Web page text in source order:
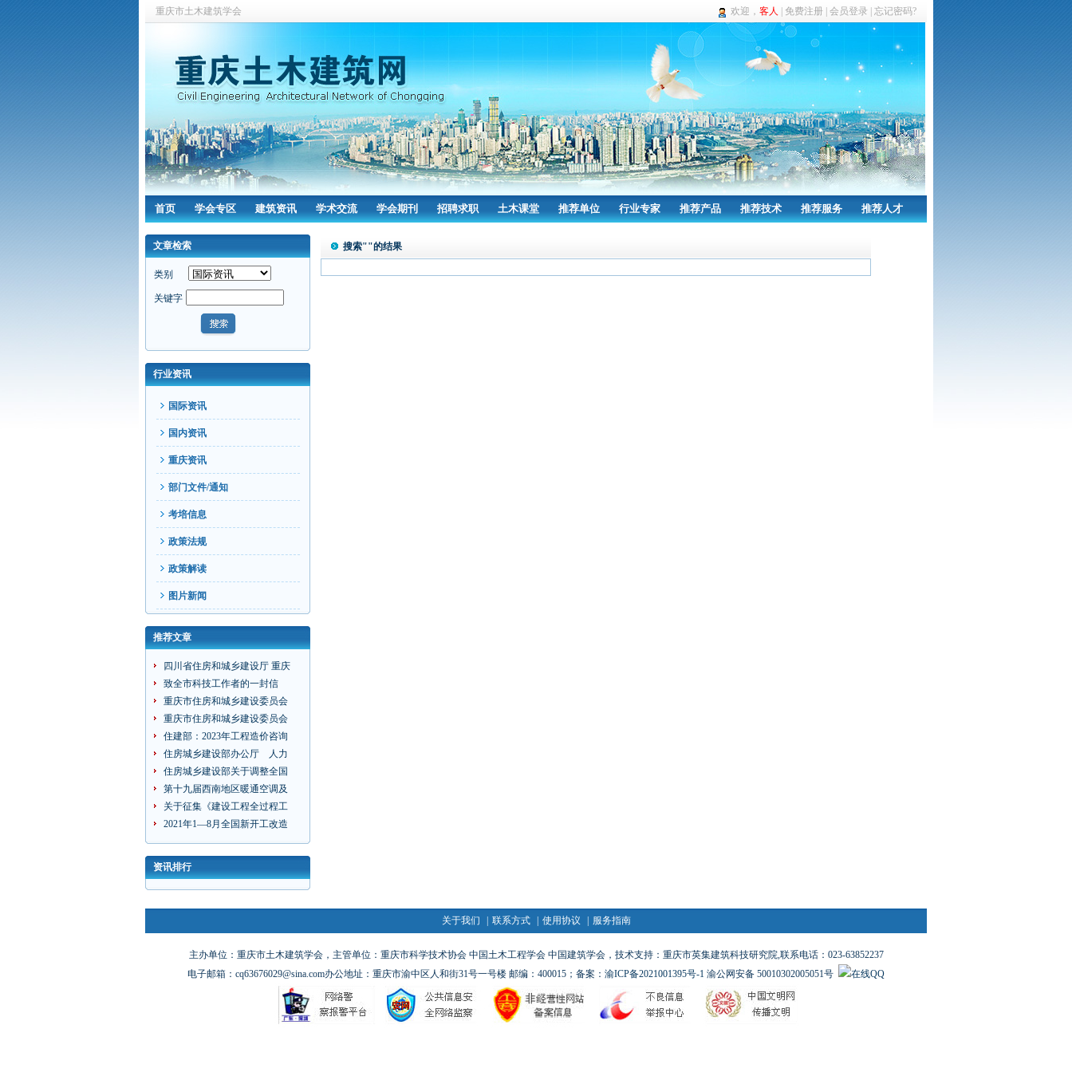
重庆市土木建筑学会 欢迎， 客人 免费注册 会员登录 忘记密码?
首页 学会专区 建筑资讯 学术交流 学会期刊 招聘求职 土木课堂 推荐单位 行业专家 推荐产品 推荐技术 推荐服务 推荐人才
文章检索
类别
关键字
行业资讯
国际资讯
国内资讯
重庆资讯
部门文件/通知
考培信息
政策法规
政策解读
图片新闻
推荐文章
四川省住房和城乡建设厅 重庆
致全市科技工作者的一封信
重庆市住房和城乡建设委员会
重庆市住房和城乡建设委员会
住建部：2023年工程造价咨询
住房城乡建设部办公厅 人力
住房城乡建设部关于调整全国
第十九届西南地区暖通空调及
关于征集《建设工程全过程工
2021年1—8月全国新开工改造
资讯排行
搜索""的结果
关于我们 联系方式 使用协议 服务指南
主办单位：重庆市土木建筑学会，主管单位：重庆市科学技术协会 中国土木工程学会 中国建筑学会，技术支持：重庆市英集建筑科技研究院,联系电话：023-63852237
电子邮箱：cq63676029@sina.com办公地址：重庆市渝中区人和街31号一号楼 邮编：400015；备案： 渝ICP备2021001395号-1 渝公网安备 50010302005051号 在线QQ